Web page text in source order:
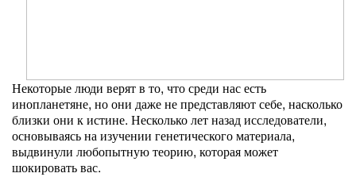
Некоторые люди верят в то, что среди нас есть
инопланетяне, но они даже не представляют себе, насколько
близки они к истине. Несколько лет назад исследователи,
основываясь на изучении генетического материала,
выдвинули любопытную теорию, которая может
шокировать вас.